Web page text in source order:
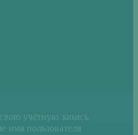
учётную запись
имя пользователя